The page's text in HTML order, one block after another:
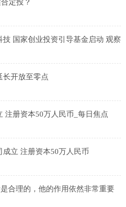
定投？
国家创业投资引导基金启动 观察
长开放至零点
注册资本50万人民币_每日焦点
立 注册资本50万人民币
合理的，他的作用依然非常重要